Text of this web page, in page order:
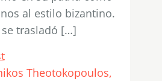
al estilo bizantino.
se trasladó […]
Theotokopoulos